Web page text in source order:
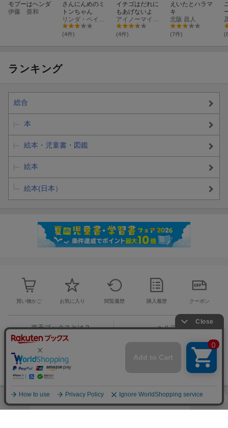
モプーはヘンダ
伊藤 亜和
さんにんめのミ
トンちゃん
リンダ・ベイリー
(4件)
イチゴはだれに
もあげないよ
アイノーマイヤ・メッツォラ
(4件)
えいたとハラマ
キ
北阪 昌人
(7件)
ランキング
総合
本
絵本・児童書・図鑑
絵本
絵本(日本）
買い物かご お気に入り 閲覧履歴 購入履歴 クーポン
楽天ブックスとは？ ヘルプ
お問い合わせ窓口 ご意見・ご要望
楽天ブックストップ 楽天Koboトップ 楽天市場トップ